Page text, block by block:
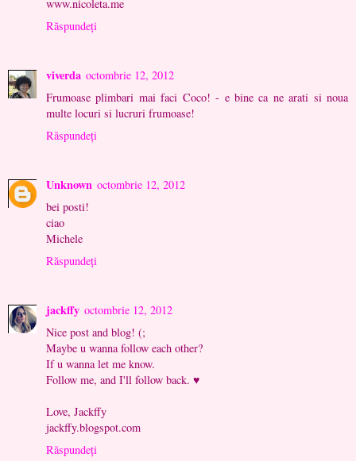
www.nicoleta.me
Răspundeți
viverda octombrie 12, 2012
Frumoase plimbari mai faci Coco! - e bine ca ne arati si noua
multe locuri si lucruri frumoase!
Răspundeți
Unknown octombrie 12, 2012
bei posti!
ciao
Michele
Răspundeți
jackffy octombrie 12, 2012
Nice post and blog! (;
Maybe u wanna follow each other?
If u wanna let me know.
Follow me, and I'll follow back. ♥
Love, Jackffy
jackffy.blogspot.com
Răspundeți